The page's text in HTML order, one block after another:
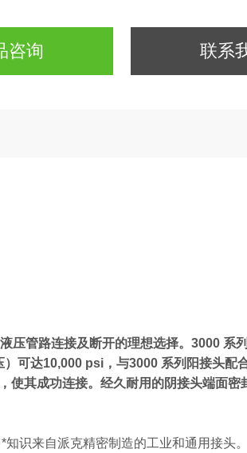
咨询 联系
压管路连接及断开的理想选择。3000 系
可达10,000 psi，与3000 系列阳接头配
使其成功连接。经久耐用的阴接头端面密
识来自派克精密制造的工业和通用接头